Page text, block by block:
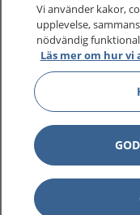
1177 på flera språk
Om 1177
Kontakt
Behandling av
Vi använder kakor,
upplevelse,
nödvändig
Läs mer om hur